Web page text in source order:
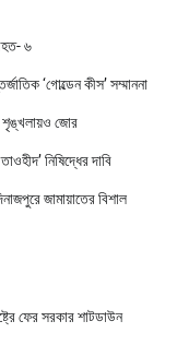
৬
‘গোল্ডেন কীস’ সম্মাননা
শৃঙ্খলায়ও জোর
নিষিদ্ধের দাবি
জামায়াতের বিশাল
ফের সরকার শাটডাউন